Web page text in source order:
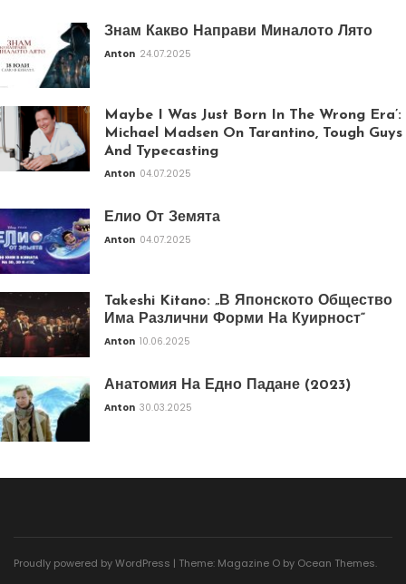
Знам Какво Направи Миналото Лято
Anton 24.07.2025
Maybe I Was Just Born In The Wrong Era’:
Michael Madsen On Tarantino, Tough Guys
And Typecasting
Anton 04.07.2025
Елио От Земята
Anton 04.07.2025
Takeshi Kitano: „В Японското Общество
Има Различни Форми На Куирност“
Anton 10.06.2025
Анатомия На Едно Падане (2023)
Anton 30.03.2025
Proudly powered by WordPress | Theme: Magazine O by Ocean Themes.